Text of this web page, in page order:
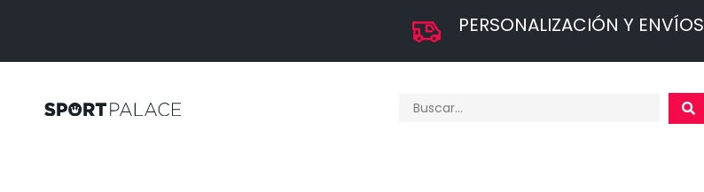
PERSONALIZACIÓN Y ENVÍOS